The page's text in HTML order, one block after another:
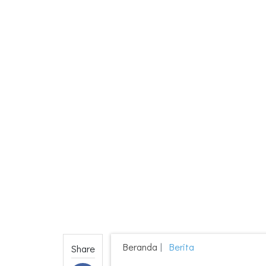
Share Beranda Berita